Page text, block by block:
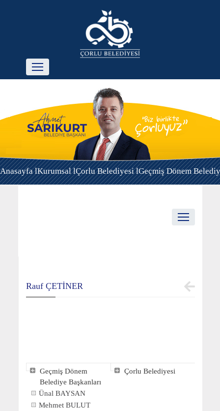
Anasayfa lKurumsal lÇorlu Belediyesi lGeçmiş Dönem
Rauf ÇETİNER
Geçmiş Dönem
Belediye Başkanları
Ünal BAYSAN
Mehmet BULUT
Çorlu Belediyesi